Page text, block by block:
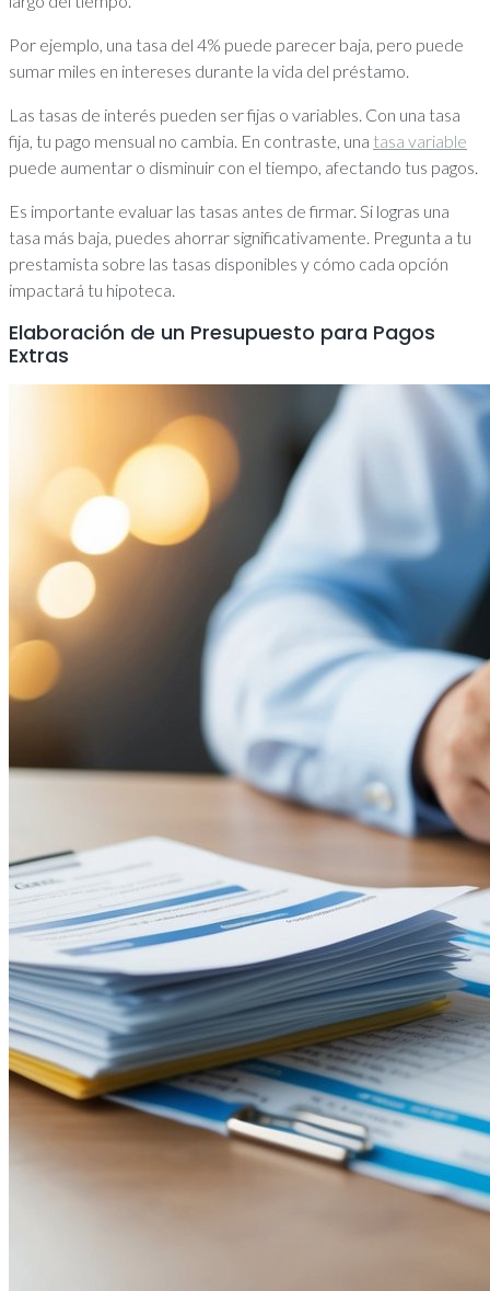
Por ejemplo, una tasa del 4% puede parecer baja, pero puede
sumar miles en intereses durante la vida del préstamo.
Las tasas de interés pueden ser fijas o variables. Con una tasa
fija, tu pago mensual no cambia. En contraste, una tasa variable
puede aumentar o disminuir con el tiempo, afectando tus pagos.
Es importante evaluar las tasas antes de firmar. Si logras una
tasa más baja, puedes ahorrar significativamente. Pregunta a tu
prestamista sobre las tasas disponibles y cómo cada opción
impactará tu hipoteca.
Elaboración de un Presupuesto para Pagos
Extras